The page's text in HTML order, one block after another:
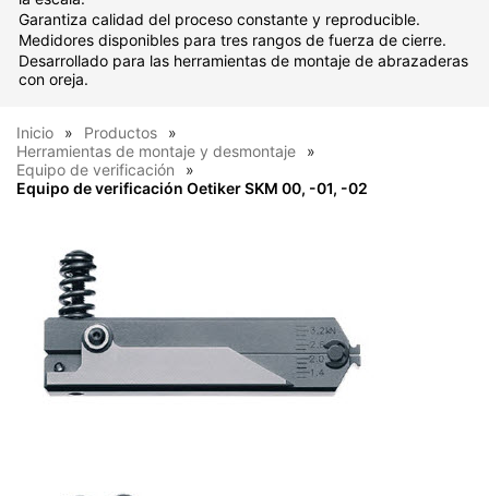
Garantiza calidad del proceso constante y reproducible.
Medidores disponibles para tres rangos de fuerza de cierre.
Desarrollado para las herramientas de montaje de abrazaderas
con oreja.
Inicio
Productos
Herramientas de montaje y desmontaje
Equipo de verificación
Equipo de verificación Oetiker SKM 00, -01, -02